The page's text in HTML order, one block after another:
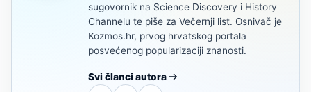
sugovornik na Science Discovery i History
Channelu te piše za Večernji list. Osnivač je
Kozmos.hr, prvog hrvatskog portala
posvećenog popularizaciji znanosti.
Svi članci autora